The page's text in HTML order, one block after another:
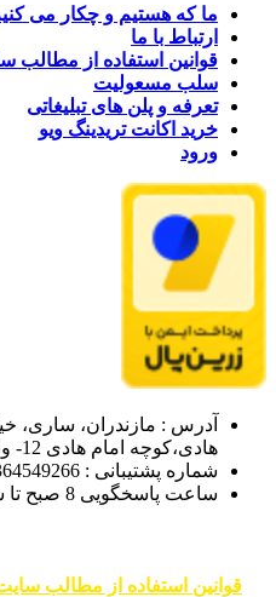
ما که هستیم و چکار می
ارتباط با ما
قوانین استفاده از مطالب
سلب مسعولیت
تعرفه و پلن های تبلیغاتی
خرید اکانت تریدینگ ویو
ورود
آدرس : مازندران، ساری،
هادی،کوچه امام هادی 12- وب سایت هوش فعال
شماره پشتیبانی : 09364549266
ساعت پاسخگویی 8 صبح تا ساعت 21
قوانین استفاده از مطالب